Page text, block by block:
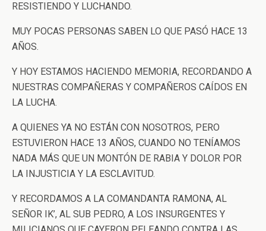
RESISTIENDO Y LUCHANDO.
MUY POCAS PERSONAS SABEN LO QUE PASÓ HACE 13
AÑOS.
Y HOY ESTAMOS HACIENDO MEMORIA, RECORDANDO A
NUESTRAS COMPAÑERAS Y COMPAÑEROS CAÍDOS EN
LA LUCHA.
A QUIENES YA NO ESTÁN CON NOSOTROS, PERO
ESTUVIERON HACE 13 AÑOS, CUANDO NO TENÍAMOS
NADA MÁS QUE UN MONTÓN DE RABIA Y DOLOR POR
LA INJUSTICIA Y LA ESCLAVITUD.
Y RECORDAMOS A LA COMANDANTA RAMONA, AL
SEÑOR IK’, AL SUB PEDRO, A LOS INSURGENTES Y